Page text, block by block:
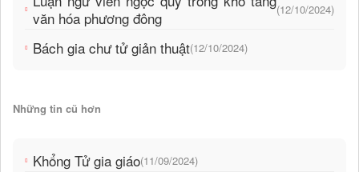
văn hóa phương đông
(12/10/2024)
Bách gia chư tử giản thuật(12/10/2024)
Những tin cũ hơn
Khổng Tử gia giáo(11/09/2024)